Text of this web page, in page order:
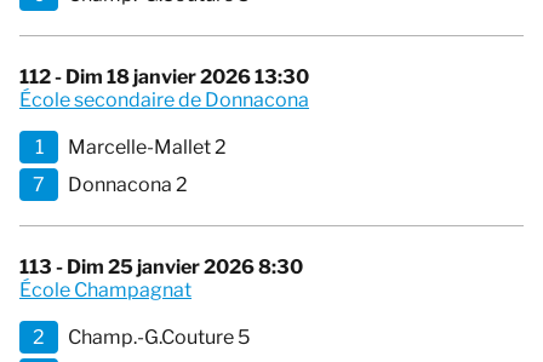
112 - Dim 18 janvier 2026 13:30
École secondaire de Donnacona
1
Marcelle-Mallet 2
7
Donnacona 2
113 - Dim 25 janvier 2026 8:30
École Champagnat
2
Champ.-G.Couture 5